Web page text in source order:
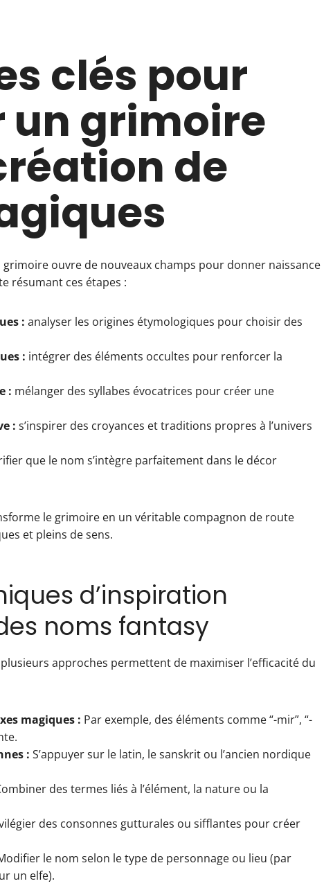
clés pour
un grimoire
de
grimoire ouvre de nouveaux champs pour donner naissance
résumant ces étapes :
: analyser les origines étymologiques pour choisir des
: intégrer des éléments occultes pour renforcer la
: mélanger des syllabes évocatrices pour créer une
: s’inspirer des croyances et traditions propres à l’univers
que le nom s’intègre parfaitement dans le décor
le grimoire en un véritable compagnon de route
et pleins de sens.
d’inspiration
noms fantasy
approches permettent de maximiser l’efficacité du
magiques : Par exemple, des éléments comme “-mir”, “-
: S’appuyer sur le latin, le sanskrit ou l’ancien nordique
des termes liés à l’élément, la nature ou la
des consonnes gutturales ou sifflantes pour créer
le nom selon le type de personnage ou lieu (par
un elfe).